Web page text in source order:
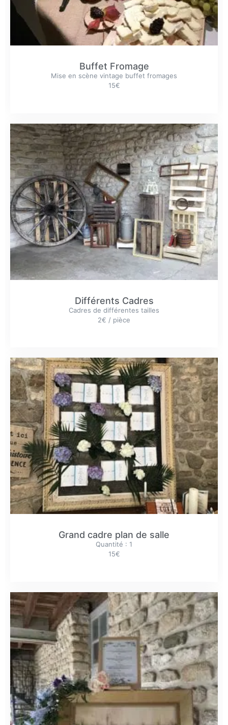
Buffet Fromage
Mise en scène vintage buffet fromages
15€
Différents Cadres
Cadres de différentes tailles
2€ / pièce
Grand cadre plan de salle
Quantité : 1
15€